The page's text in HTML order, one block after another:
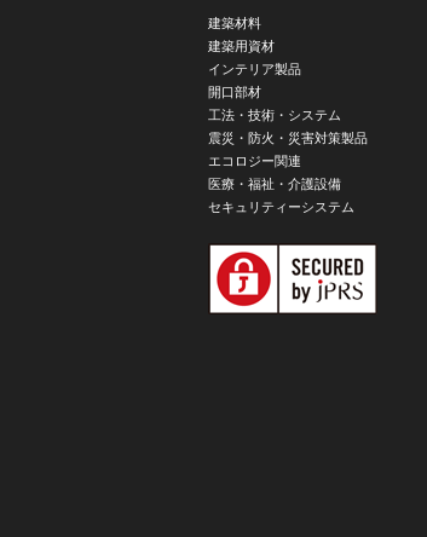
建築材料
建築用資材
インテリア製品
開口部材
工法・技術・システム
震災・防火・災害対策製品
エコロジー関連
医療・福祉・介護設備
セキュリティーシステム